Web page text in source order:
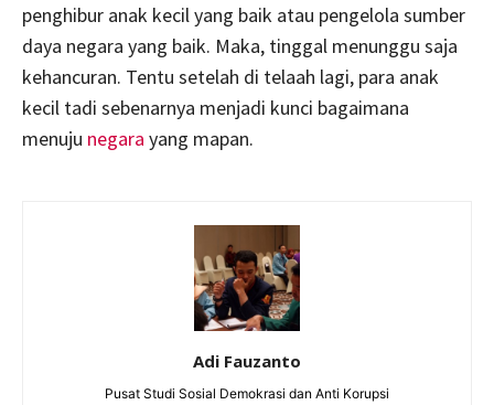
penghibur anak kecil yang baik atau pengelola sumber
daya negara yang baik. Maka, tinggal menunggu saja
kehancuran. Tentu setelah di telaah lagi, para anak
kecil tadi sebenarnya menjadi kunci bagaimana
menuju negara yang mapan.
Adi Fauzanto
Pusat Studi Sosial Demokrasi dan Anti Korupsi